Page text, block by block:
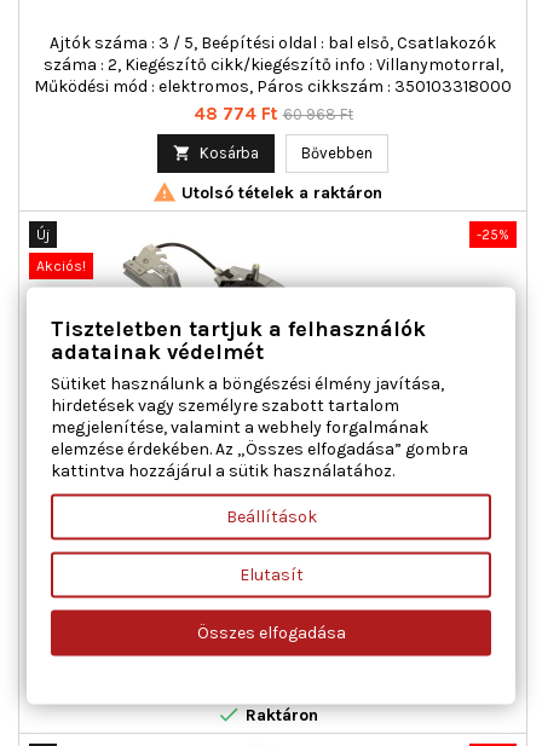
Ajtók száma : 3 / 5, Beépítési oldal : bal első, Csatlakozók
száma : 2, Kiegészítő cikk/kiegészítő info : Villanymotorral,
Működési mód : elektromos, Páros cikkszám : 350103318000
Ár
48 774 Ft Normál
60 968 Ft
 Kosárba Bővebben
 Utolsó tételek a raktáron
-25%
Új
Akciós!
MAXGEAR 50-0296 ABLAKEMELŐ BAL ELSŐ FIAT
Ajtók száma : 3 / 5, Beépítési oldal : bal első, Csatlakozók
száma : 2, Kiegészítő cikk/kiegészítő info : Villanymotorral,
Működési mód : elektromos, Páros cikkszám : 350103318000
Ár
23 300 FtNormál
31 067 Ft
Raktáron
Tiszteletben tartjuk a felhasználók
adatainak védelmét
Sütiket használunk a böngészési élmény javítása,
hirdetések vagy személyre szabott tartalom
megjelenítése, valamint a webhely forgalmának
elemzése érdekében. Az „Összes elfogadása” gombra
kattintva hozzájárul a sütik használatához.
Beállítások
Elutasít
Összes elfogadása